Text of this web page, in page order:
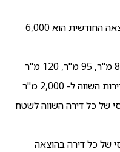
בבניין שבו ישנן 20 דירות סכום ההוצאה החודשית הוא 6,000
ל- 2,000 מ"ר
של כל דירה השווה לשטח
של כל דירה בהוצאה